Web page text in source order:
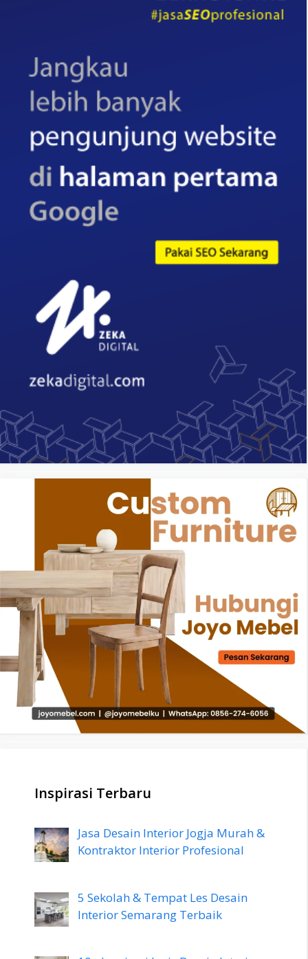
Inspirasi Terbaru
Jasa Desain Interior Jogja Murah &
Kontraktor Interior Profesional
5 Sekolah & Tempat Les Desain
Interior Semarang Terbaik